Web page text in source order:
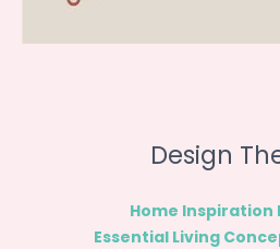
Design
Home Inspiration
Essential Living